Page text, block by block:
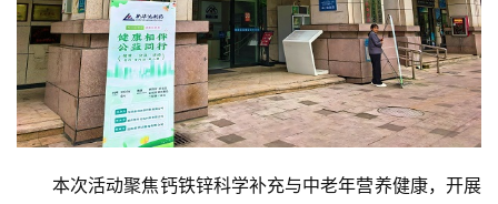
商
业
消
费
生
本次活动聚焦钙铁锌科学补充与中老年营养健康，开展